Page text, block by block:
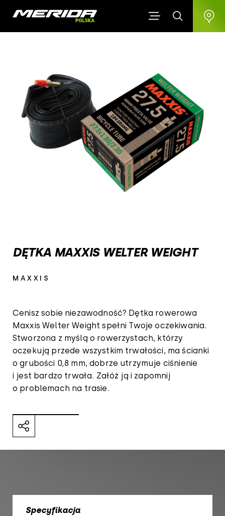
DĘTKA MAXXIS WELTER WEIGHT
MAXXIS
Cenisz sobie niezawodność? Dętka rowerowa
Maxxis Welter Weight spełni Twoje oczekiwania.
Stworzona z myślą o rowerzystach, którzy
oczekują przede wszystkim trwałości, ma ścianki
o grubości 0,8 mm, dobrze utrzymuje ciśnienie
i jest bardzo trwała. Załóż ją i zapomnij
o problemach na trasie.
Specyfikacja